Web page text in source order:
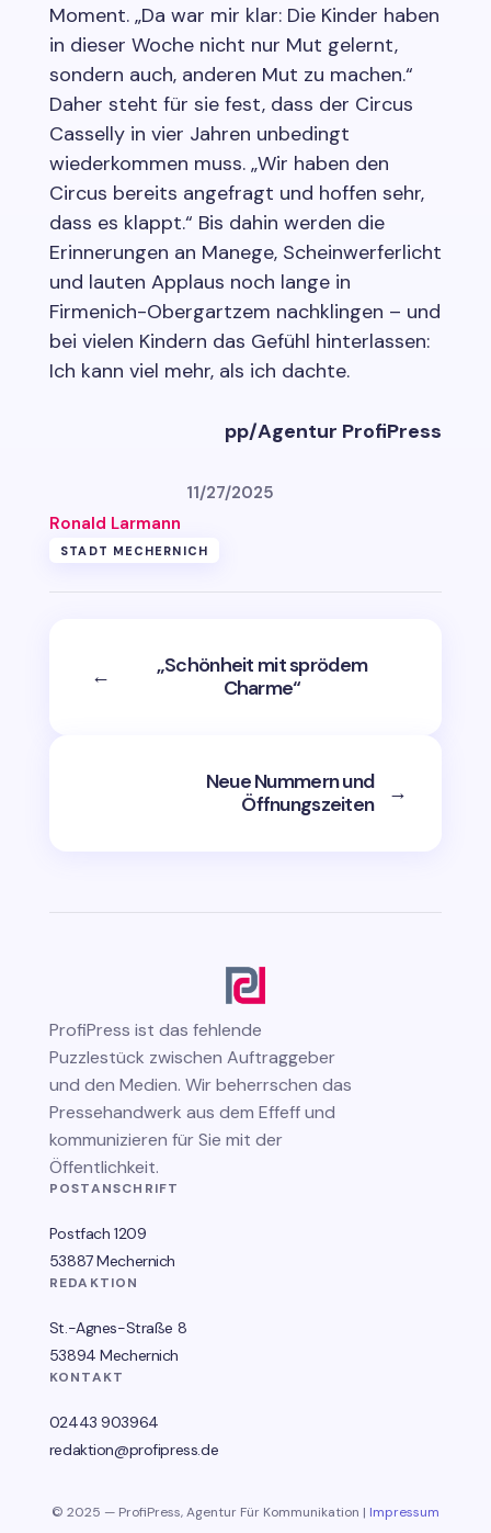
Moment. „Da war mir klar: Die Kinder haben
in dieser Woche nicht nur Mut gelernt,
sondern auch, anderen Mut zu machen.“
Daher steht für sie fest, dass der Circus
Casselly in vier Jahren unbedingt
wiederkommen muss. „Wir haben den
Circus bereits angefragt und hoffen sehr,
dass es klappt.“ Bis dahin werden die
Erinnerungen an Manege, Scheinwerferlicht
und lauten Applaus noch lange in
Firmenich-Obergartzem nachklingen – und
bei vielen Kindern das Gefühl hinterlassen:
Ich kann viel mehr, als ich dachte.
pp/Agentur ProfiPress
Ronald Larmann
11/27/2025
STADT MECHERNICH
←
„Schönheit mit sprödem
Charme“
Neue Nummern und
Öffnungszeiten
→
ProfiPress ist das fehlende
Puzzlestück zwischen Auftraggeber
und den Medien. Wir beherrschen das
Pressehandwerk aus dem Effeff und
kommunizieren für Sie mit der
Öffentlichkeit.
POSTANSCHRIFT
Postfach 1209
53887 Mechernich
REDAKTION
St.-Agnes-Straße 8
53894 Mechernich
KONTAKT
02443 903964
redaktion@profipress.de
© 2025 — ProfiPress, Agentur Für Kommunikation | Impressum